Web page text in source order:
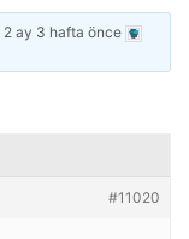
2 ay 3 hafta önce
#11020